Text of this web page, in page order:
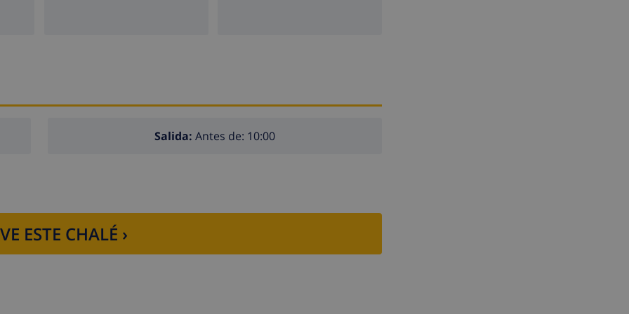
Salida: Antes de: 10:00
ESTE CHALÉ ›